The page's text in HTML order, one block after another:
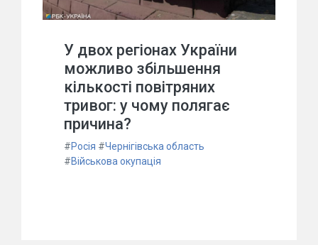
У двох регіонах України
можливо збільшення
кількості повітряних
тривог: у чому полягає
причина?
#Росія #Чернігівська область
#Військова окупація